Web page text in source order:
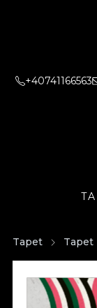
+40741166563
Tapet Tapet